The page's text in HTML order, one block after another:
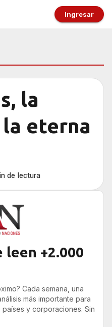
Ingresar
la
eterna
de lectura
+2.000
Cada semana, una
más importante para
y corporaciones. Sin